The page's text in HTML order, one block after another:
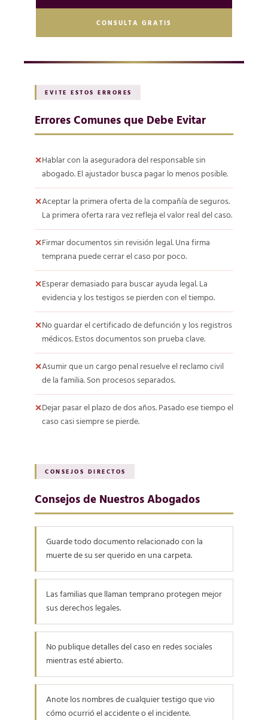
CONSULTA GRATIS
EVITE ESTOS ERRORES
Errores Comunes que Debe Evitar
Hablar con la aseguradora del responsable sin
abogado. El ajustador busca pagar lo menos posible.
Aceptar la primera oferta de la compañía de seguros.
La primera oferta rara vez refleja el valor real del caso.
Firmar documentos sin revisión legal. Una firma
temprana puede cerrar el caso por poco.
Esperar demasiado para buscar ayuda legal. La
evidencia y los testigos se pierden con el tiempo.
No guardar el certificado de defunción y los registros
médicos. Estos documentos son prueba clave.
Asumir que un cargo penal resuelve el reclamo civil
de la familia. Son procesos separados.
Dejar pasar el plazo de dos años. Pasado ese tiempo el
caso casi siempre se pierde.
CONSEJOS DIRECTOS
Consejos de Nuestros Abogados
Guarde todo documento relacionado con la
muerte de su ser querido en una carpeta.
Las familias que llaman temprano protegen mejor
sus derechos legales.
No publique detalles del caso en redes sociales
mientras esté abierto.
Anote los nombres de cualquier testigo que vio
cómo ocurrió el accidente o el incidente.